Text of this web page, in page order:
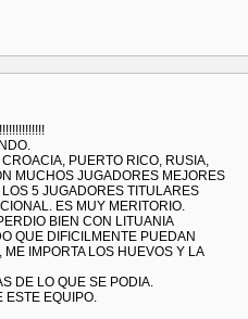
PUERTO RICO, RUSIA,
MUCHOS JUGADORES MEJORES
5 JUGADORES TITULARES
ES MUY MERITORIO.
BIEN CON LITUANIA
QUE DIFICILMENTE PUEDAN
IMPORTA LOS HUEVOS Y LA
DE LO QUE SE PODIA.
ESTE EQUIPO.